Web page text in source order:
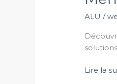
ALU /
Lire la